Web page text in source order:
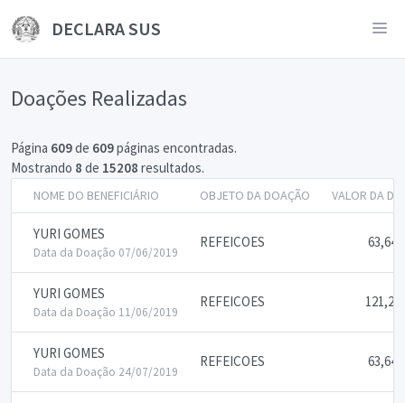
DECLARA SUS
Doações Realizadas
Página 609de 609páginas encontradas.
Mostrando 8 de 15208 resultados.
NOME DO BENEFICIÁRIO OBJETO DA DOAÇÃO VALOR DA
YURI GOMES
Data da Doação 07/06/2019
REFEICOES 63,64
YURI GOMES
Data da Doação 11/06/2019
REFEICOES 121,20
YURI GOMES
Data da Doação 24/07/2019
REFEICOES 63,64